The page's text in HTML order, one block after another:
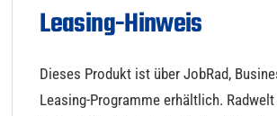
Leasing-Hinweis
Dieses Produkt ist über JobRad,
Leasing-Programme erhältlich.